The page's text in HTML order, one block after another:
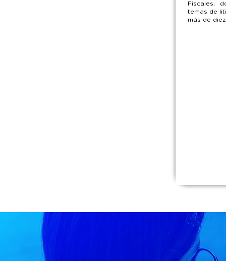
Fiscales,
temas de
más de